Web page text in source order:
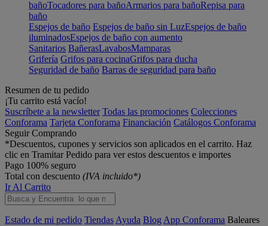
bañoTocadores para bañoArmarios para bañoRepisa para
baño
Espejos de baño Espejos de baño sin LuzEspejos de baño
iluminadosEspejos de baño con aumento
Sanitarios BañerasLavabosMamparas
Grifería Grifos para cocinaGrifos para ducha
Seguridad de baño Barras de seguridad para baño
Resumen de tu pedido
¡Tu carrito está vacío!
Suscríbete a la newsletter Todas las promociones Colecciones
Conforama Tarjeta Conforama Financiación Catálogos Conforama
Seguir Comprando
*Descuentos, cupones y servicios son aplicados en el carrito. Haz
clic en Tramitar Pedido para ver estos descuentos e importes
Pago 100% seguro
Total con descuento (IVA incluido*)
Ir Al Carrito
Estado de mi pedido Tiendas Ayuda Blog App Conforama Baleares